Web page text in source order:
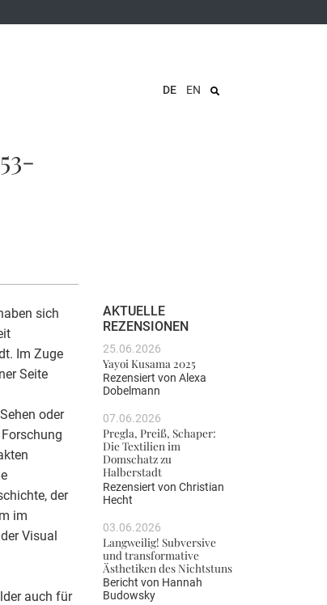
DE EN
sich
Im Zuge
Seite
oder
der
im
Visual
auch für
AKTUELLE
REZENSIONEN
25.06.2026
Yayoi Kusama 2025
Rezensiert von Alexa
Dobelmann
07.06.2026
Pregla, Preiß, Schaper:
Die Textilien im
Domschatz zu
Halberstadt
Rezensiert von Christian
Hecht
03.06.2026
Langweilig! Subversive
und transformative
Ästhetiken des Nichtstuns
Bericht von Hannah
Budowsky